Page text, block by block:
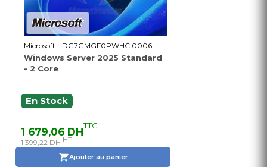
Microsoft - DG7GMGF0PWHC:0006
Windows Server 2025 Standard
- 2 Core
En Stock
1 679,06 DHTTC
1 399,22 DH HT
Ajouter au panier